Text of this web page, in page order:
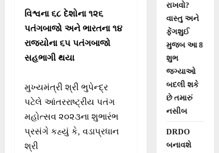
વિશ્વના ૬૮ દેશોના ૧૨૬
પતંગબાજો અને ભારતના ૧૪
રાજ્યોના ૬૫ પતંગબાજો
સહભાગી થયા
મુખ્યમંત્રી શ્રી ભુપેન્દ્ર
પટેલે આંતરરાષ્ટ્રીય પતંગ
મહોત્સવ ૨૦૨૩ના શુભારંભ
પ્રસંગે કહ્યું કે, વડાપ્રધાન
શ્રી
રાખવો?
વાસ્તુ અને
ફેંગશુઈ
મુજબ આ 8
શુભ
જગ્યાઓ
બદલી શકે
છે તમારું
નસીબ
DRDO
બનાવશે